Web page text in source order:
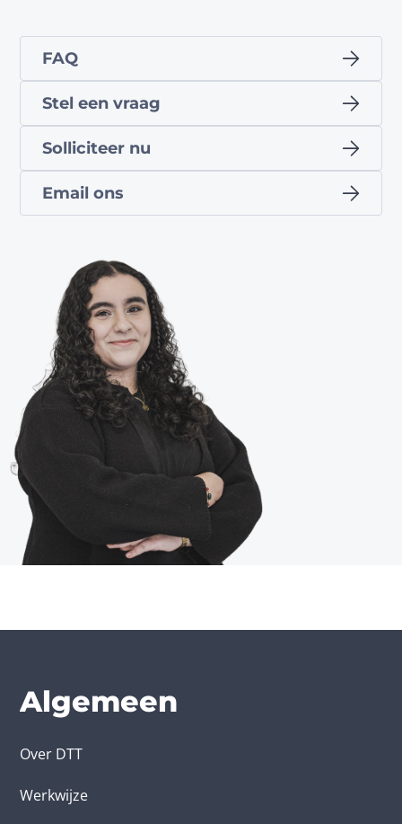
FAQ
Stel een vraag
Solliciteer nu
Email ons
Algemeen
Over DTT
Werkwijze